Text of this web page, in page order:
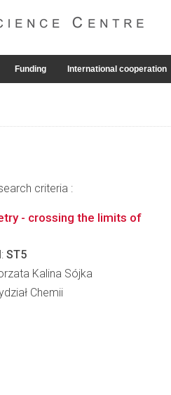
Funding International cooperation
criteria :
- crossing the limits of
ST5
Kalina Sójka
Chemii